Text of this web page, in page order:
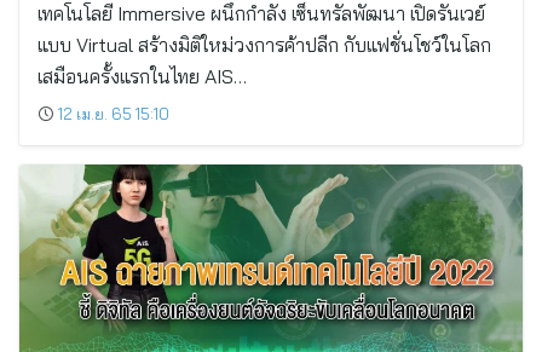
เทคโนโลยี Immersive ผนึกกำลัง เซ็นทรัลพัฒนา เปิดรันเวย์
แบบ Virtual สร้างมิติใหม่วงการค้าปลีก กับแฟชั่นโชว์ในโลก
เสมือนครั้งแรกในไทย AIS…
12 เม.ย. 65 15:10